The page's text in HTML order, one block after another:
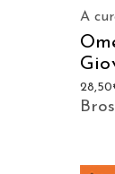
A
28,50